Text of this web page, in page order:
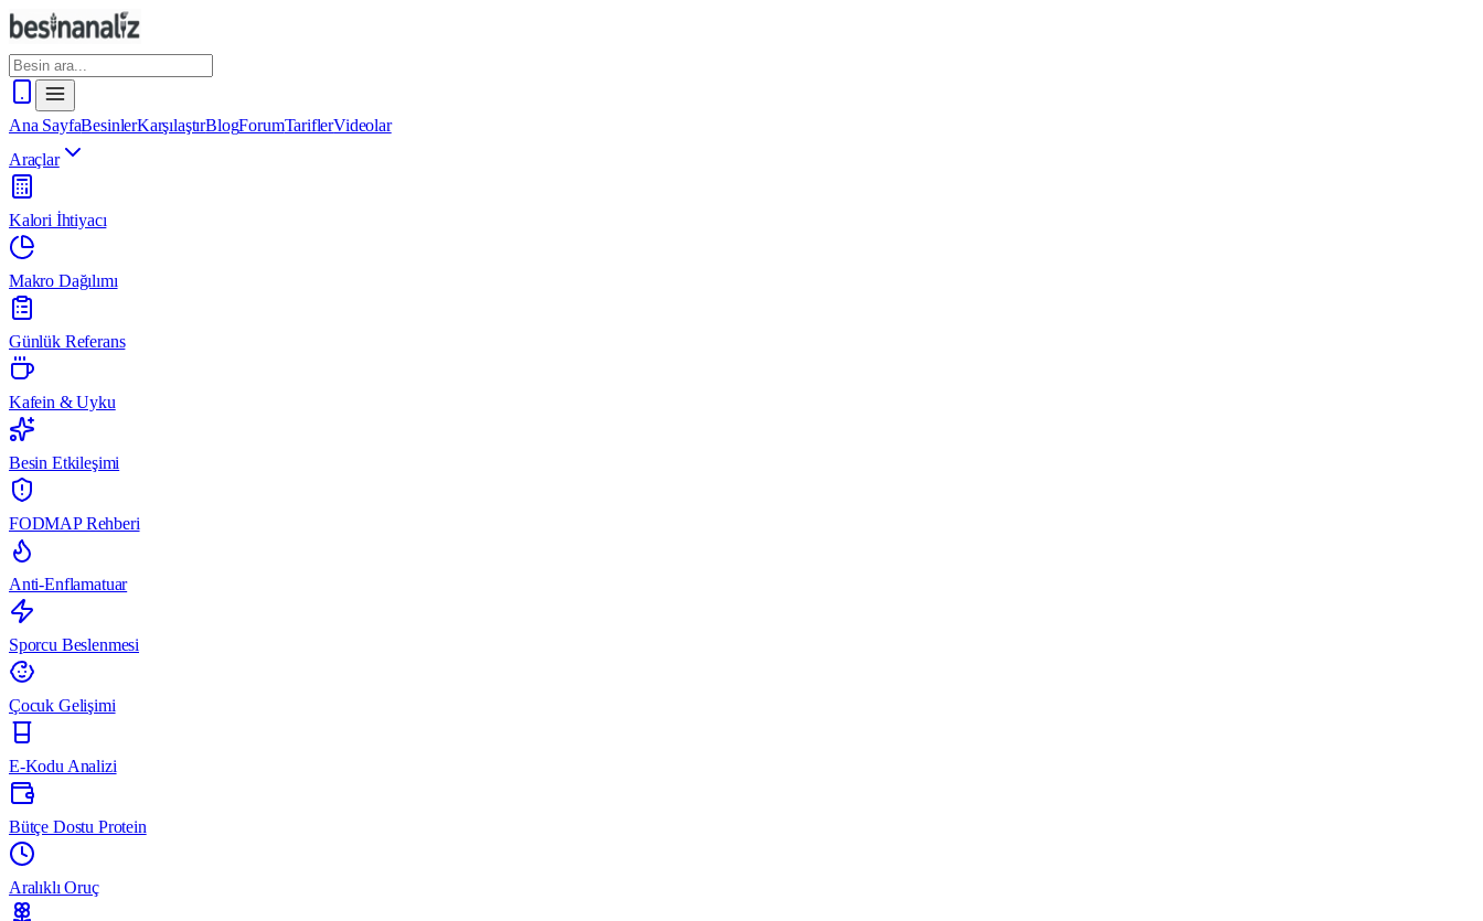
Ana SayfaBesinlerKarşılaştırBlogForumTariflerVideolar
Araçlar
Kalori İhtiyacı
Makro Dağılımı
Günlük Referans
Kafein & Uyku
Besin Etkileşimi
FODMAP Rehberi
Anti-Enflamatuar
Sporcu Beslenmesi
Çocuk Gelişimi
E-Kodu Analizi
Bütçe Dostu Protein
Aralıklı Oruç